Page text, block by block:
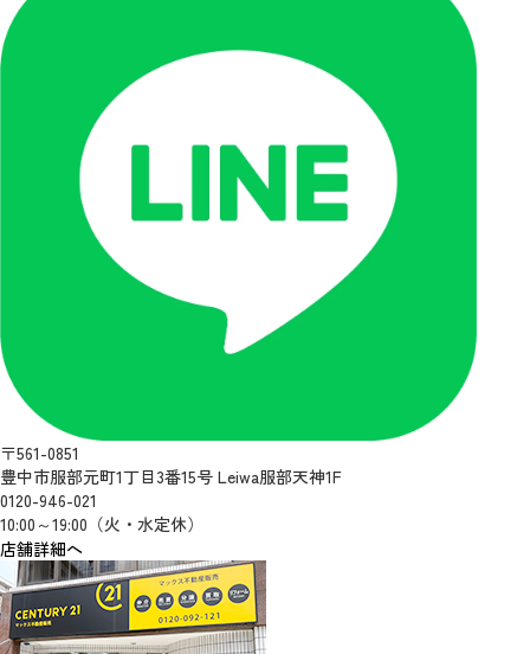
〒561-0851
豊中市服部元町1丁目3番15号 Leiwa服部天神1F
0120-946-021
10:00～19:00（火・水定休）
店舗詳細へ